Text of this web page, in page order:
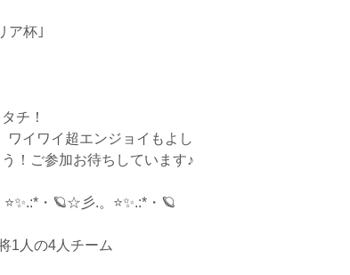
ア杯｣
チ！
ワイワイ超エンジョイもよし
！ご参加お待ちしています♪
・🪐☆彡.。⭐✨.:*・🪐
1人の4人チーム